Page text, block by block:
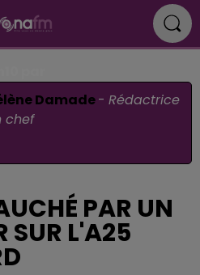
Damade-Rédactrice
chef
PAR UN
SUR L'A25